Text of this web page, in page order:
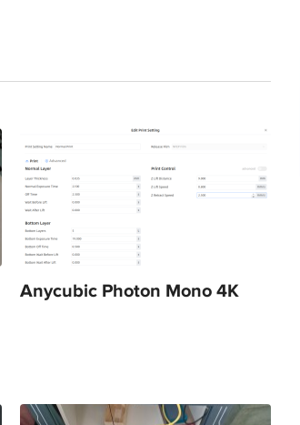
Anycubic Photon Mono 4K